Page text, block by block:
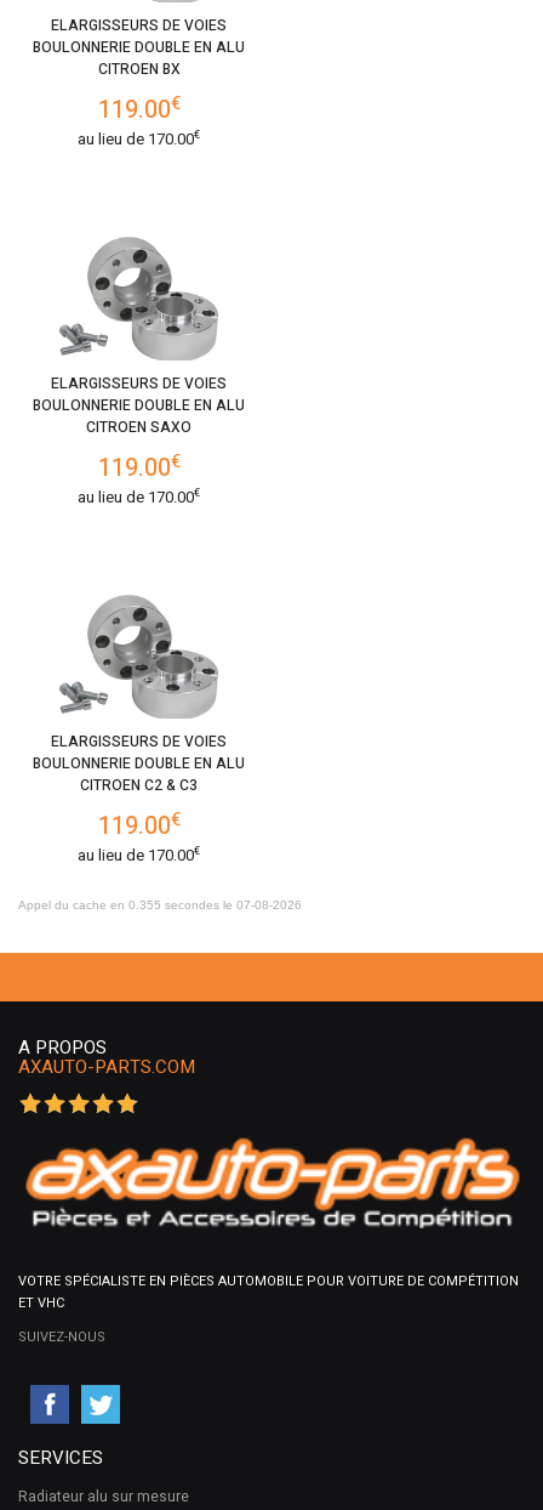
ELARGISSEURS DE VOIES
BOULONNERIE DOUBLE EN ALU
CITROEN BX
119.00€
au lieu de 170.00€
ELARGISSEURS DE VOIES
BOULONNERIE DOUBLE EN ALU
CITROEN SAXO
119.00€
au lieu de 170.00€
ELARGISSEURS DE VOIES
BOULONNERIE DOUBLE EN ALU
CITROEN C2 & C3
119.00€
au lieu de 170.00€
Appel du cache en 0.355 secondes le 07-08-2026
A PROPOS
AXAUTO-PARTS.COM
VOTRE SPÉCIALISTE EN PIÈCES AUTOMOBILE POUR VOITURE DE COMPÉTITION
ET VHC
SUIVEZ-NOUS
SERVICES
Radiateur alu sur mesure